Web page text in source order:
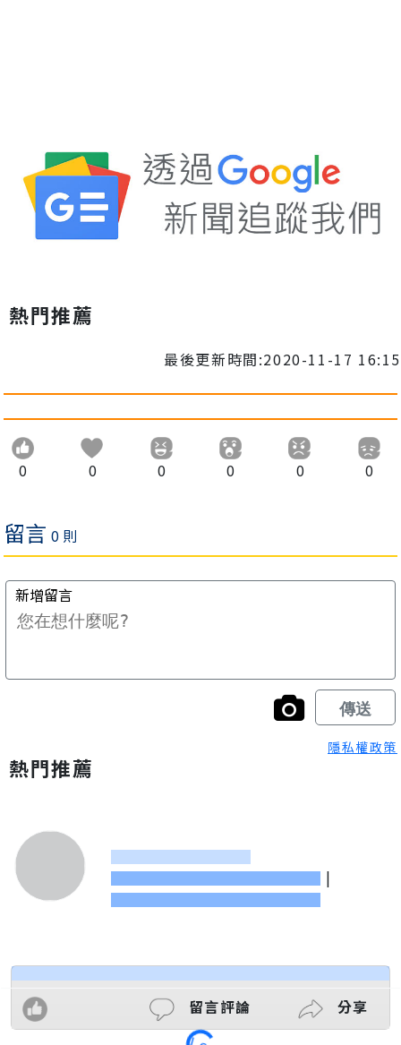
熱門推薦
最後更新時間:2020-11-17 16:15
0 0 0 0 0 0
隱私權政策
熱門推薦
|
留言評論 分享
Loading